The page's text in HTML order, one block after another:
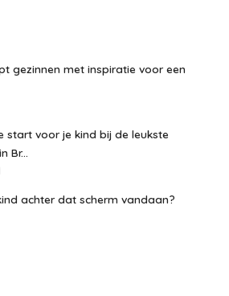
gezinnen met inspiratie voor een
start voor je kind bij de leukste
Br...
achter dat scherm vandaan?